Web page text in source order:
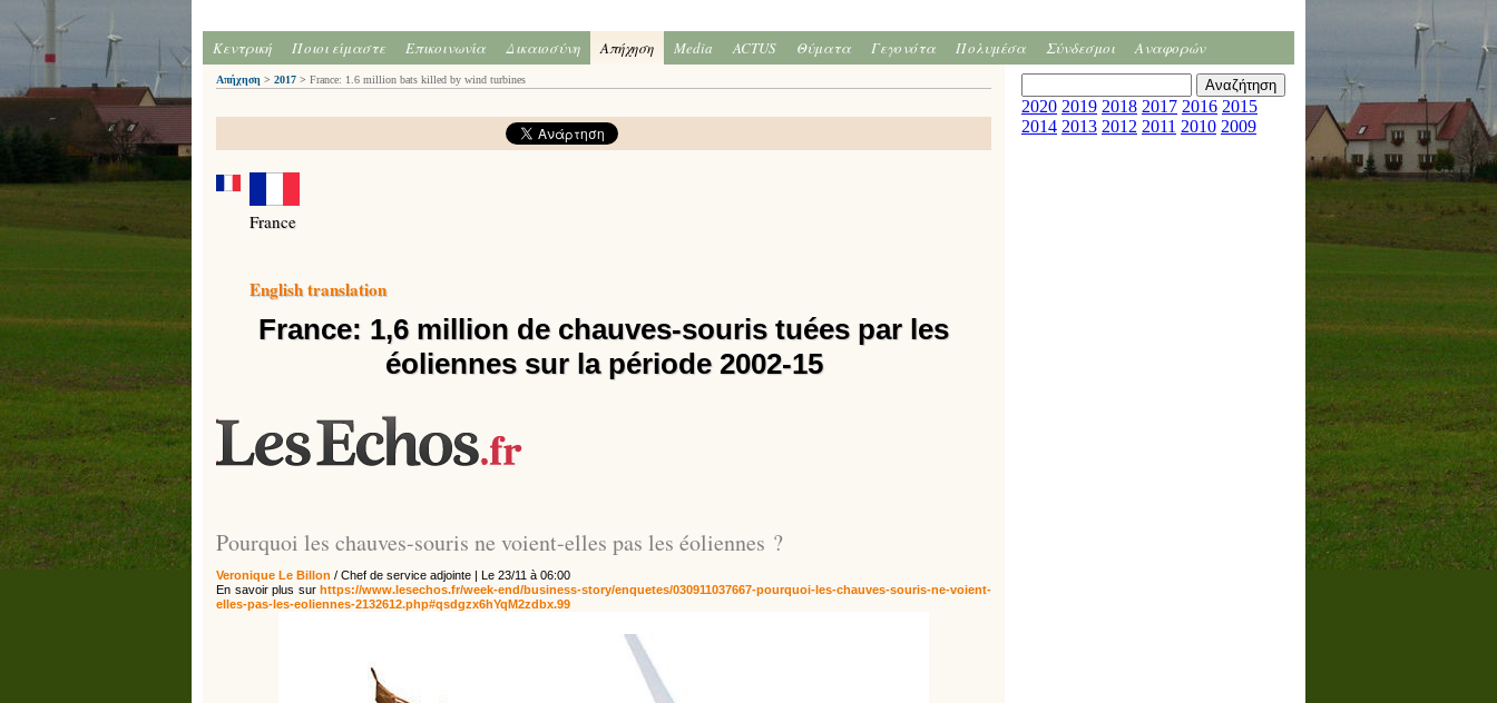
Κεντρική Ποιοι είμαστε Επικοινωνία Δικαιοσύνη Απήχηση Media ACTUS Θύματα Γεγονότα Πολυμέσα Σύνδεσμοι Αναφορών
Απήχηση > 2017 > France: 1.6 million bats killed by wind turbines
France
English translation
France: 1,6 million de chauves-souris tuées par les
éoliennes sur la période 2002-15
Pourquoi les chauves-souris ne voient-elles pas les éoliennes ?
Veronique Le Billon / Chef de service adjointe | Le 23/11 à 06:00
En savoir plus sur https://www.lesechos.fr/week-end/business-story/enquetes/030911037667-pourquoi-les-chauves-souris-ne-voient-
elles-pas-les-eoliennes-2132612.php#qsdgzx6hYqM2zdbx.99